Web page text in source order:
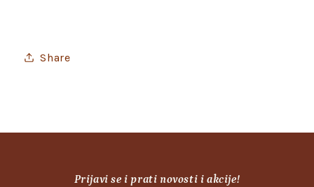
Share
Prijavi se i prati novosti i akcije!